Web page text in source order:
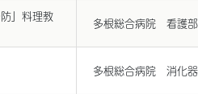
」料理教
多根総合病院 看護部
多根総合病院 消化